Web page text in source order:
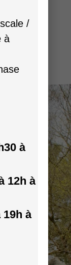
/
à
à
12h à
19h à